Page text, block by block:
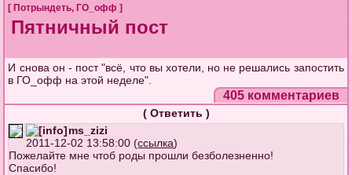
[ Потрындеть, ГО_офф ]
Пятничный пост
И снова он - пост "всё, что вы хотели, но не решались запостить
в ГО_офф на этой неделе".
405 комментариев
( Ответить )
ms_zizi
2011-12-02 13:58:00 (ссылка)
Пожелайте мне чтоб роды прошли безболезненно!
Спасибо!